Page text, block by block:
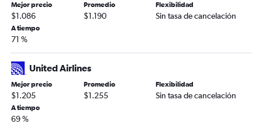
Mejor precio
$1.086
Promedio
$1.190
Flexibilidad
Sin tasa de cancelación
A tiempo
71 %
United Airlines
Mejor precio
$1.205
Promedio
$1.255
Flexibilidad
Sin tasa de cancelación
A tiempo
69 %